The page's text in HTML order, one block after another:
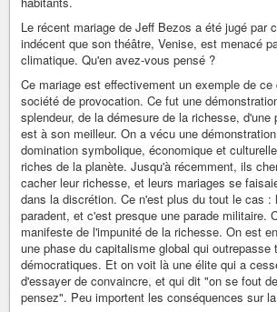
Le récent mariage de Jeff Bezos a été jugé par
indécent que son théâtre, Venise, est menacé
climatique. Qu'en avez-vous pensé ?
Ce mariage est effectivement un exemple de ce
société de provocation. Ce fut une
splendeur, de la démesure de la richesse, d'une
est à son meilleur. On a vécu une
domination symbolique, économique et
riches de la planète. Jusqu'à récemment, ils
cacher leur richesse, et leurs mariages se
dans la discrétion. Ce n'est plus du tout le cas :
paradent, et c'est presque une parade militaire.
manifeste de l'impunité de la richesse. On est
une phase du capitalisme global qui outrepasse
démocratiques. Et on voit là une élite qui a
d'essayer de convaincre, et qui dit "on se fout
pensez". Peu importent les conséquences sur